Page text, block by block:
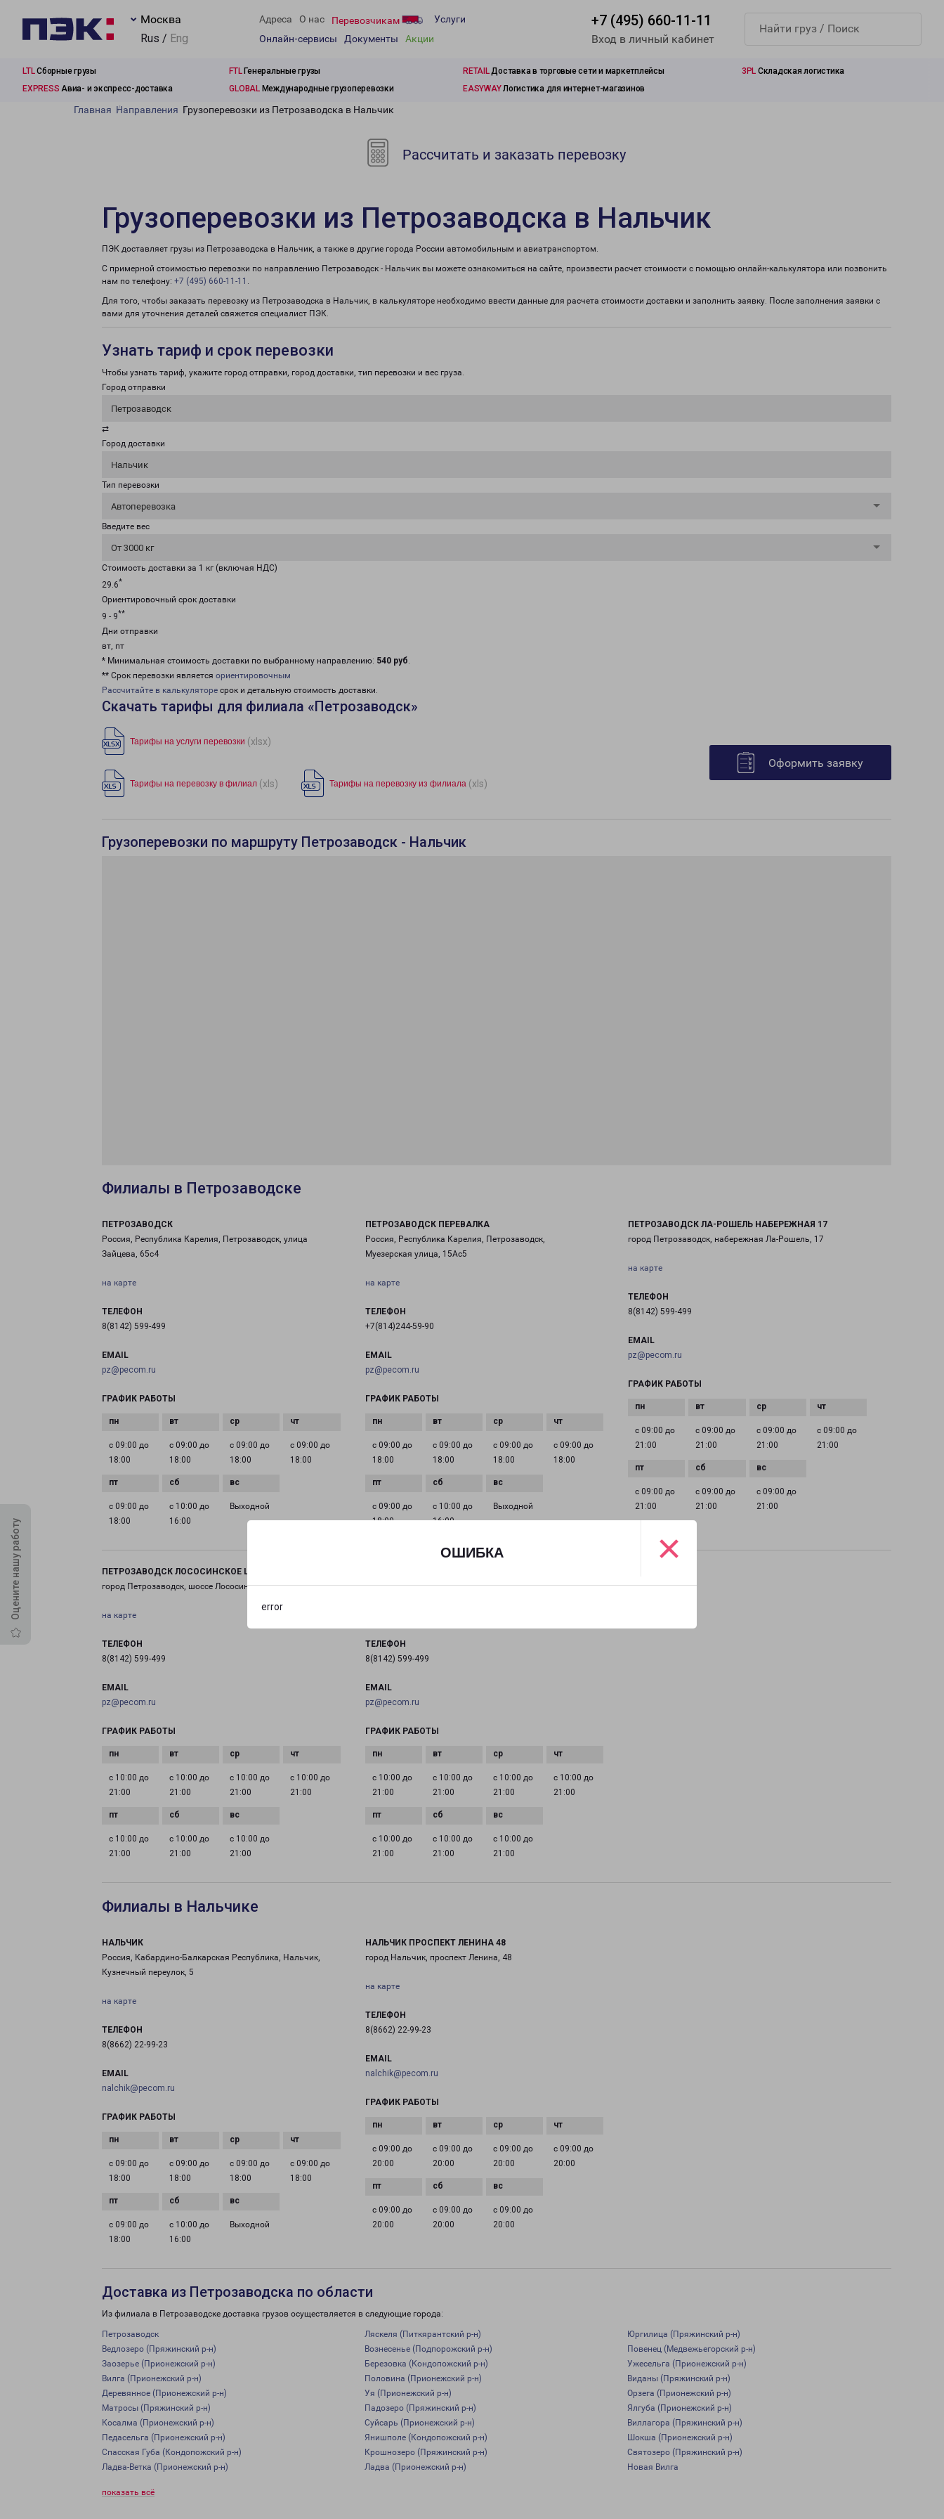
ОШИБКА
error
×
Москва
Rus / Eng
Адреса О нас Перевозчикам
Услуги
Онлайн-сервисы
Документы Акции
+7 (495) 660-11-11
Вход в личный кабинет
LTLСборные грузы FTLГенеральные грузы RETAILДоставка в торговые сети и маркетплейсы 3PL Складская логистика
EXPRESS Авиа- и экспресс-доставка GLOBALМеждународные грузоперевозки EASYWAYЛогистика для интернет-магазинов
Оцените нашу работу
Главная Направления Грузоперевозки из Петрозаводска в Нальчик
Рассчитать и заказать перевозку
Грузоперевозки из Петрозаводска в Нальчик
ПЭК доставляет грузы из Петрозаводска в Нальчик, а также в другие города России автомобильным и авиатранспортом.
С примерной стоимостью перевозки по направлению Петрозаводск - Нальчик вы можете ознакомиться на сайте, произвести расчет стоимости с помощью онлайн-калькулятора или позвонить
нам по телефону: +7 (495) 660-11-11 .
Для того, чтобы заказать перевозку из Петрозаводска в Нальчик, в калькуляторе необходимо ввести данные для расчета стоимости доставки и заполнить заявку. После заполнения заявки с
вами для уточнения деталей свяжется специалист ПЭК.
Узнать тариф и срок перевозки
Чтобы узнать тариф, укажите город отправки, город доставки, тип перевозки и вес груза.
Город отправки
Петрозаводск
⇄
Город доставки
Нальчик
Тип перевозки
Автоперевозка
Введите вес
От 3000 кг
Стоимость доставки за 1 кг (включая НДС)
29.6*
Ориентировочный срок доставки
9 - 9**
Дни отправки
вт, пт
* Минимальная стоимость доставки по выбранному направлению: 540 руб.
** Срок перевозки является ориентировочным
Рассчитайте в калькуляторе срок и детальную стоимость доставки.
Скачать тарифы для филиала «Петрозаводск»
Тарифы на услуги перевозки (xlsx)
Тарифы на перевозку в филиал (xls) Тарифы на перевозку из филиала (xls)
Оформить заявку
Грузоперевозки по маршруту Петрозаводск - Нальчик
Филиалы в Петрозаводске
ПЕТРОЗАВОДСК
Россия, Республика Карелия, Петрозаводск, улица
Зайцева, 65с4
на карте
ТЕЛЕФОН
8(8142) 599-499
EMAIL
pz@pecom.ru
ГРАФИК РАБОТЫ
с 09:00 до
18:00
с 09:00 до
18:00
с 09:00 до
18:00
с 09:00 до
18:00
с 09:00 до
18:00
с 10:00 до
16:00
Выходной
ПЕТРОЗАВОДСК ПЕРЕВАЛКА
Россия, Республика Карелия, Петрозаводск,
Муезерская улица, 15Ас5
на карте
ТЕЛЕФОН
+7(814)244-59-90
EMAIL
pz@pecom.ru
ГРАФИК РАБОТЫ
с 09:00 до
18:00
с 09:00 до
18:00
с 09:00 до
18:00
с 09:00 до
18:00
с 09:00 до
18:00
с 10:00 до
16:00
Выходной
ПЕТРОЗАВОДСК ЛА-РОШЕЛЬ НАБЕРЕЖНАЯ 17
город Петрозаводск, набережная Ла-Рошель, 17
на карте
ТЕЛЕФОН
8(8142) 599-499
EMAIL
pz@pecom.ru
ГРАФИК РАБОТЫ
с 09:00 до
21:00
с 09:00 до
21:00
с 09:00 до
21:00
с 09:00 до
21:00
с 09:00 до
21:00
с 09:00 до
21:00
с 09:00 до
21:00
ПЕТРОЗАВОДСК ЛОСОСИНСКОЕ ШОССЕ 26
город Петрозаводск, шоссе Лососинское, 26
на карте
ТЕЛЕФОН
8(8142) 599-499
EMAIL
pz@pecom.ru
ГРАФИК РАБОТЫ
с 10:00 до
21:00
с 10:00 до
21:00
с 10:00 до
21:00
с 10:00 до
21:00
с 10:00 до
21:00
с 10:00 до
21:00
с 10:00 до
21:00
город Петрозаводск, улица Анохина, 41
ТЕЛЕФОН
8(8142) 599-499
EMAIL
pz@pecom.ru
ГРАФИК РАБОТЫ
с 10:00 до
21:00
с 10:00 до
21:00
с 10:00 до
21:00
с 10:00 до
21:00
с 10:00 до
21:00
с 10:00 до
21:00
с 10:00 до
21:00
Филиалы в Нальчике
НАЛЬЧИК
Россия, Кабардино-Балкарская Республика, Нальчик,
Кузнечный переулок, 5
на карте
ТЕЛЕФОН
8(8662) 22-99-23
EMAIL
nalchik@pecom.ru
ГРАФИК РАБОТЫ
с 09:00 до
18:00
с 09:00 до
18:00
с 09:00 до
18:00
с 09:00 до
18:00
с 09:00 до
18:00
с 10:00 до
16:00
Выходной
НАЛЬЧИК ПРОСПЕКТ ЛЕНИНА 48
город Нальчик, проспект Ленина, 48
на карте
ТЕЛЕФОН
8(8662) 22-99-23
EMAIL
nalchik@pecom.ru
ГРАФИК РАБОТЫ
с 09:00 до
20:00
с 09:00 до
20:00
с 09:00 до
20:00
с 09:00 до
20:00
с 09:00 до
20:00
с 09:00 до
20:00
с 09:00 до
20:00
Доставка из Петрозаводска по области
Из филиала в Петрозаводске доставка грузов осуществляется в следующие города:
Петрозаводск Ляскеля (Питкярантский р-н)
Юргилица (Пряжинский р-н)
Ведлозеро (Пряжинский р-н)
Вознесенье (Подпорожский р-н)
Повенец (Медвежьегорский р-н)
Заозерье (Прионежский р-н)
Березовка (Кондопожский р-н)
Ужесельга (Прионежский р-н)
Вилга (Прионежский р-н)
Половина (Прионежский р-н)
Виданы (Пряжинский р-н)
Деревянное (Прионежский р-н)
Уя (Прионежский р-н)
Орзега (Прионежский р-н)
Матросы (Пряжинский р-н)
Падозеро (Пряжинский р-н)
Ялгуба (Прионежский р-н)
Косалма (Прионежский р-н)
Суйсарь (Прионежский р-н)
Виллагора (Пряжинский р-н)
Педасельга (Прионежский р-н)
Янишполе (Кондопожский р-н)
Шокша (Прионежский р-н)
Спасская Губа (Кондопожский р-н)
Крошнозеро (Пряжинский р-н)
Святозеро (Пряжинский р-н)
Ладва-Ветка (Прионежский р-н)
Ладва (Прионежский р-н) Новая Вилга
показать всё